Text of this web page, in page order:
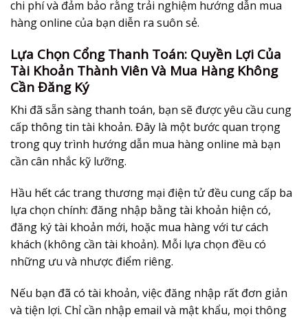
chi phí và đảm bảo rằng trải nghiệm hướng dẫn mua
hàng online của bạn diễn ra suôn sẻ.
Lựa Chọn Cổng Thanh Toán: Quyền Lợi Của
Tài Khoản Thành Viên Và Mua Hàng Không
Cần Đăng Ký
Khi đã sẵn sàng thanh toán, bạn sẽ được yêu cầu cung
cấp thông tin tài khoản. Đây là một bước quan trọng
trong quy trình hướng dẫn mua hàng online mà bạn
cần cân nhắc kỹ lưỡng.
Hầu hết các trang thương mại điện tử đều cung cấp ba
lựa chọn chính: đăng nhập bằng tài khoản hiện có,
đăng ký tài khoản mới, hoặc mua hàng với tư cách
khách (không cần tài khoản). Mỗi lựa chọn đều có
những ưu và nhược điểm riêng.
Nếu bạn đã có tài khoản, việc đăng nhập rất đơn giản
và tiện lợi. Chỉ cần nhập email và mật khẩu, mọi thông